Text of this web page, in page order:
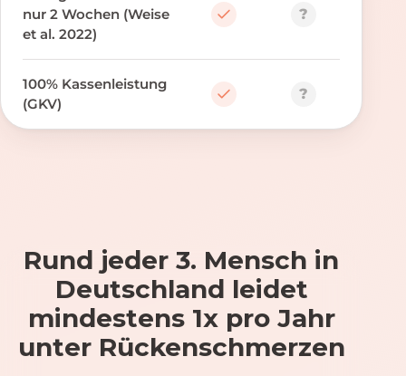
nur 2 Wochen (Weise
et al. 2022)
?
100% Kassenleistung
(GKV)
?
Rund jeder 3. Mensch in
Deutschland leidet
mindestens 1x pro Jahr
unter Rückenschmerzen